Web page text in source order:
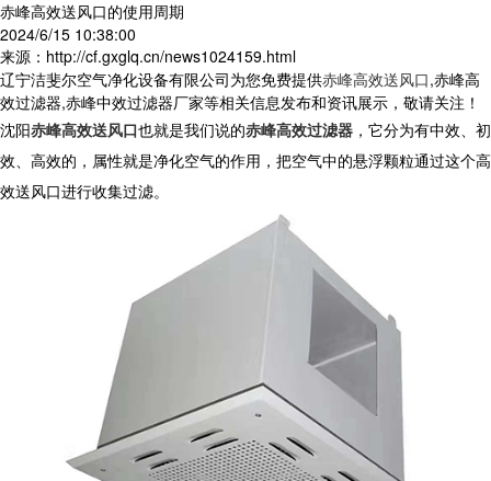
赤峰高效送风口的使用周期
2024/6/15 10:38:00
来源：http://cf.gxglq.cn/news1024159.html
辽宁洁斐尔空气净化设备有限公司为您免费提供赤峰高效送风口,赤峰高
效过滤器,赤峰中效过滤器厂家等相关信息发布和资讯展示，敬请关注！
沈阳赤峰高效送风口也就是我们说的赤峰高效过滤器 ，它分为有中效、初
效、高效的，属性就是净化空气的作用，把空气中的悬浮颗粒通过这个高
效送风口进行收集过滤。